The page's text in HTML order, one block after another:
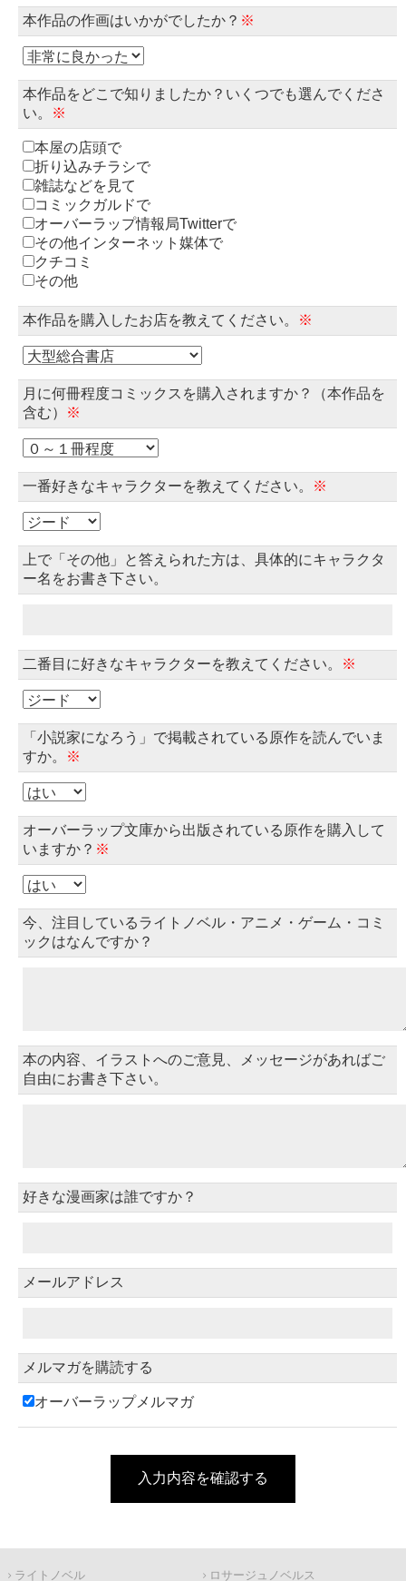
本作品の作画はいかがでしたか？ ※
本作品をどこで知りましたか？いくつでも選んでくださ
い。
※
本屋の店頭で
折り込みチラシで
雑誌などを見て
コミックガルドで
オーバーラップ情報局Twitterで
その他インターネット媒体で
クチコミ
その他
本作品を購入したお店を教えてください。 ※
月に何冊程度コミックスを購入されますか？（本作品を
含む）
※
一番好きなキャラクターを教えてください。 ※
上で「その他」と答えられた方は、具体的にキャラクタ
ー名をお書き下さい。
二番目に好きなキャラクターを教えてください。 ※
「小説家になろう」で掲載されている原作を読んでいま
すか。
※
オーバーラップ文庫から出版されている原作を購入して
いますか？ ※
今、注目しているライトノベル・アニメ・ゲーム・コミ
ックはなんですか？
本の内容、イラストへのご意見、メッセージがあればご
自由にお書き下さい。
好きな漫画家は誰ですか？
メールアドレス
メルマガを購読する
オーバーラップメルマガ
入力内容を確認する
ライトノベル ロサージュノベルス